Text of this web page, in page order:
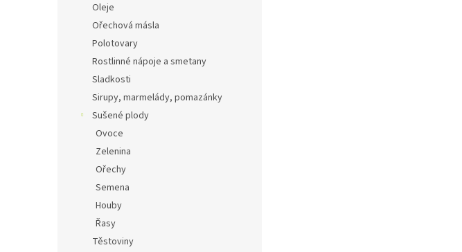
Oleje
Ořechová másla
Polotovary
Rostlinné nápoje a smetany
Sladkosti
Sirupy, marmelády, pomazánky
Sušené plody
Ovoce
Zelenina
Ořechy
Semena
Houby
Řasy
Těstoviny